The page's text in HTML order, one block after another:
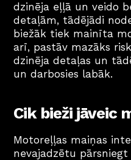
dzinēja eļļā un veido
detaļām, tādējādi
biežāk tiek mainīta
arī, pastāv mazāks
dzinēja detaļas un
un darbosies labāk.
Cik bieži jāveic
Motoreļļas maiņas
nevajadzētu